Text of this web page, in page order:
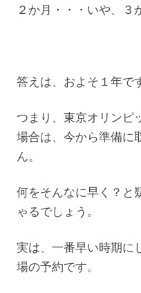
２か月・・・いや、３
答えは、およそ１年で
つまり、東京オリンピ
場合は、今から準備に
ん。
何をそんなに早く？と
ゃるでしょう。
実は、一番早い時期に
場の予約です。